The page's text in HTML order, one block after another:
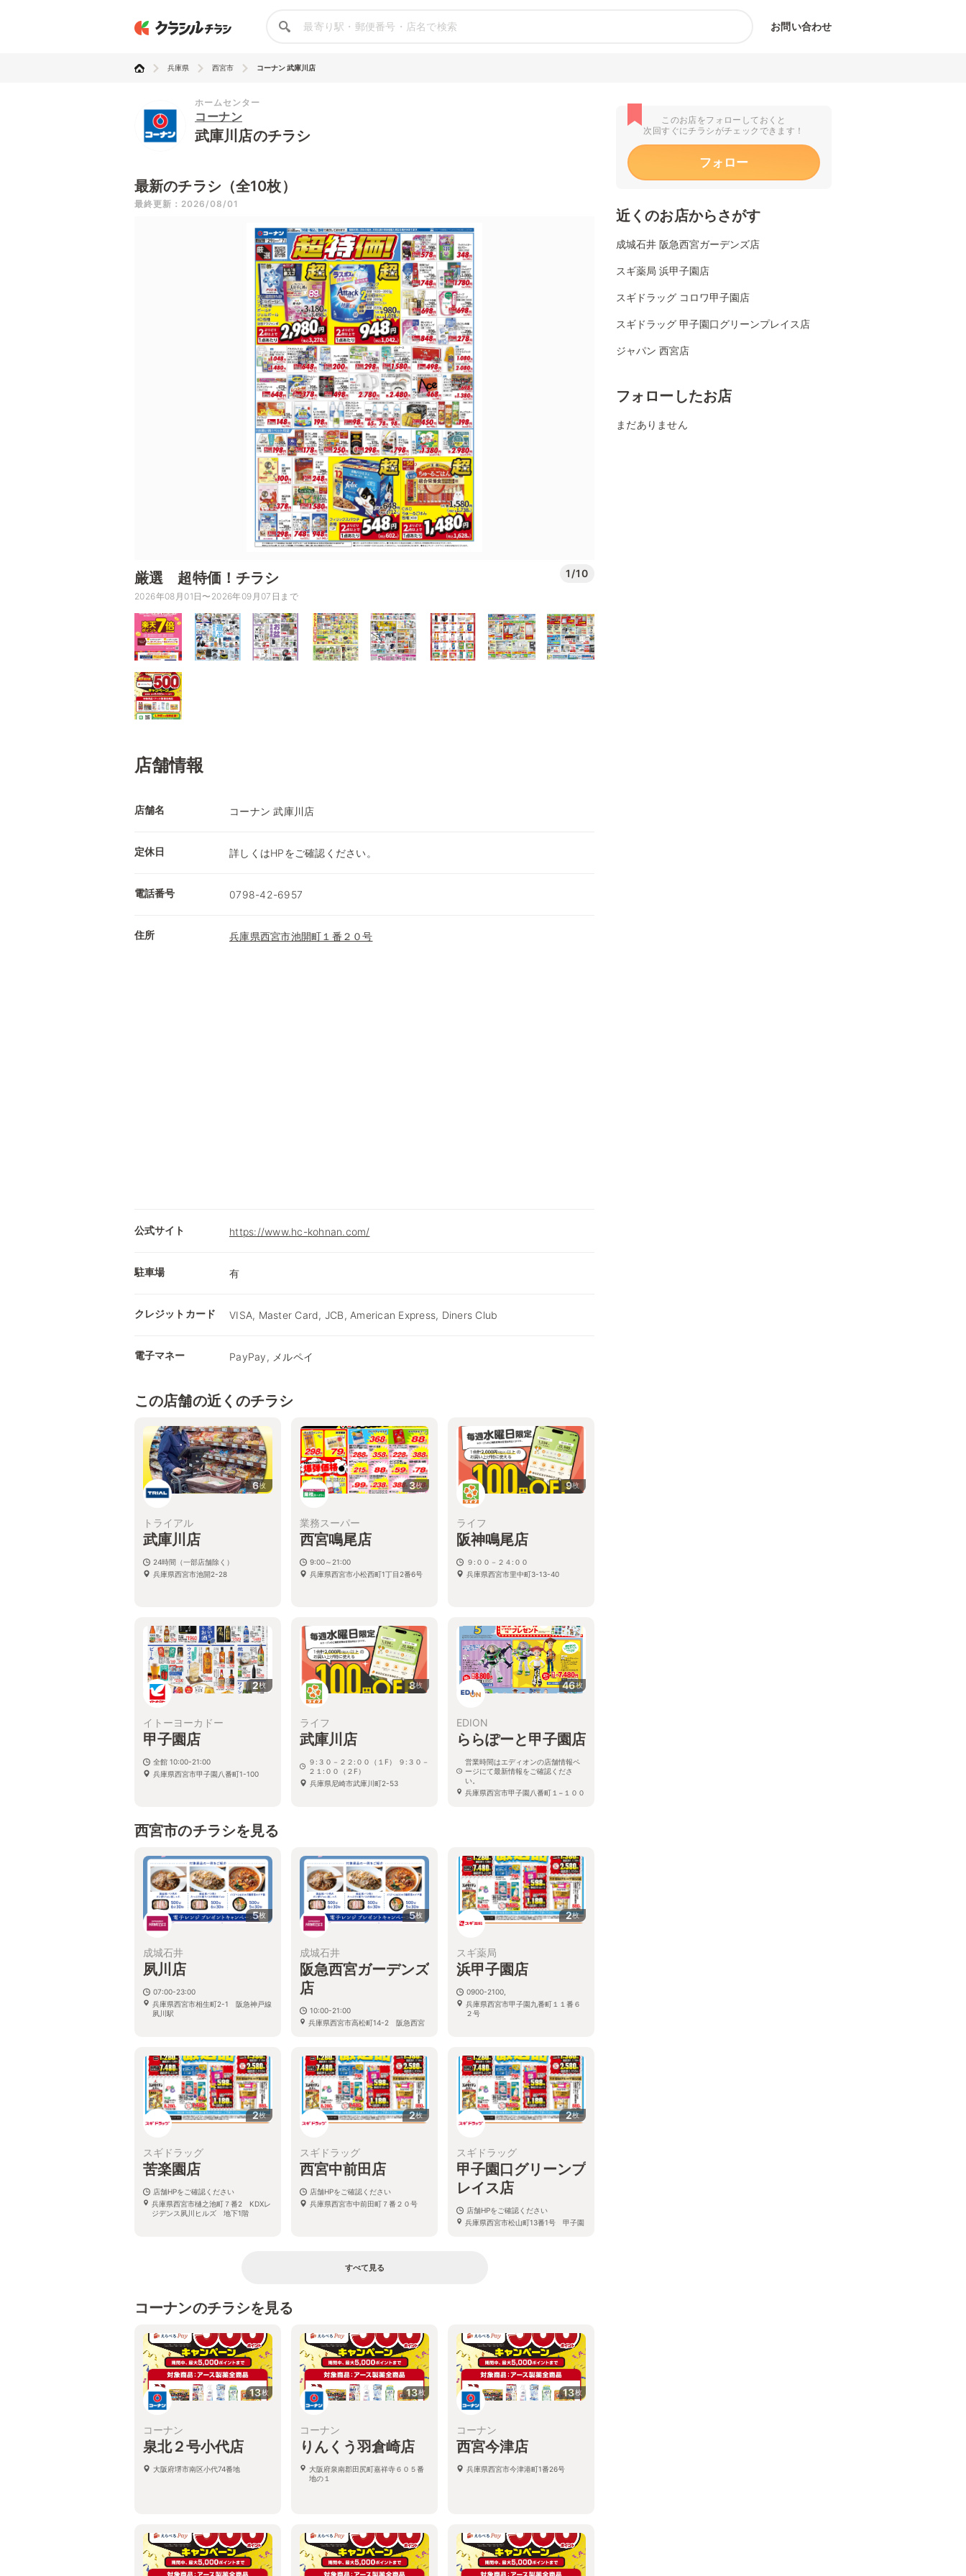
お問い合わせ
兵庫県 西宮市 コーナン 武庫川店
ホームセンター
コーナン
武庫川店のチラシ
最新のチラシ（全10枚）
最終更新：2026/08/01
厳選 超特価！チラシ 1/10
2026年08月01日〜2026年09月07日まで
店舗情報
店舗名 コーナン 武庫川店
定休日 詳しくはHPをご確認ください。
電話番号 0798-42-6957
住所 兵庫県西宮市池開町１番２０号
公式サイト https://www.hc-kohnan.com/
駐車場 有
クレジットカード VISA, Master Card, JCB, American Express, Diners Club
電子マネー PayPay, メルペイ
この店舗の近くのチラシ
6枚
トライアル
武庫川店
24時間（一部店舗除く）
兵庫県西宮市池開2-28
3枚
業務スーパー
西宮鳴尾店
9:00～21:00
兵庫県西宮市小松西町1丁目2番6号
9枚
ライフ
阪神鳴尾店
９:００－２４:００
兵庫県西宮市里中町3-13-40
2枚
イトーヨーカドー
甲子園店
全館 10:00-21:00
兵庫県西宮市甲子園八番町1-100
8枚
ライフ
武庫川店
９:３０－２２:００（１F） ９:３０－
２１:００（２F）
兵庫県尼崎市武庫川町2-53
46枚
EDION
ららぽーと甲子園店
営業時間はエディオンの店舗情報ペ
ージにて最新情報をご確認くださ
い。
兵庫県西宮市甲子園八番町１−１００
西宮市のチラシを見る
5枚
成城石井
夙川店
07:00-23:00
兵庫県西宮市相生町2-1 阪急神戸線
夙川駅
5枚
成城石井
阪急西宮ガーデンズ
店
10:00-21:00
兵庫県西宮市高松町14-2 阪急西宮
2枚
スギ薬局
浜甲子園店
0900-2100,
兵庫県西宮市甲子園九番町１１番６
２号
2枚
スギドラッグ
苦楽園店
店舗HPをご確認ください
兵庫県西宮市樋之池町７番2 KDXレ
ジデンス夙川ヒルズ 地下1階
2枚
スギドラッグ
西宮中前田店
店舗HPをご確認ください
兵庫県西宮市中前田町７番２０号
2枚
スギドラッグ
甲子園口グリーンプ
レイス店
店舗HPをご確認ください
兵庫県西宮市松山町13番1号 甲子園
すべて見る
コーナンのチラシを見る
13枚
コーナン
泉北２号小代店
大阪府堺市南区小代74番地
13枚
コーナン
りんくう羽倉崎店
大阪府泉南郡田尻町嘉祥寺６０５番
地の１
13枚
コーナン
西宮今津店
兵庫県西宮市今津港町1番26号
このお店をフォローしておくと
次回すぐにチラシがチェックできます！
フォロー
近くのお店からさがす
成城石井 阪急西宮ガーデンズ店
スギ薬局 浜甲子園店
スギドラッグ コロワ甲子園店
スギドラッグ 甲子園口グリーンプレイス店
ジャパン 西宮店
フォローしたお店
まだありません